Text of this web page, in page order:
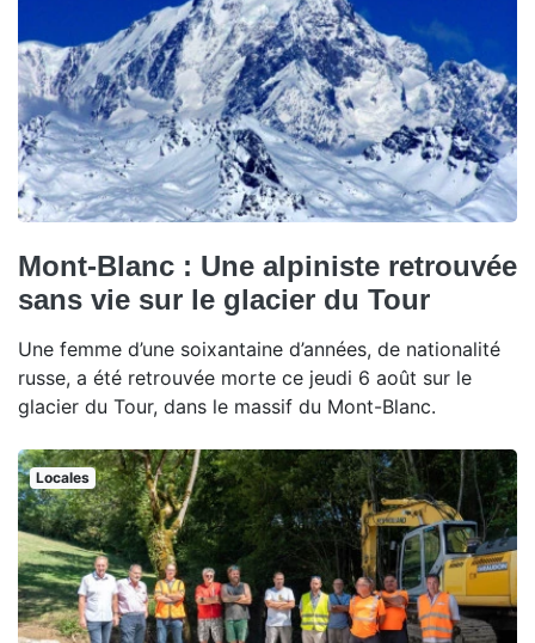
Mont-Blanc : Une alpiniste retrouvée
sans vie sur le glacier du Tour
Une femme d’une soixantaine d’années, de nationalité
russe, a été retrouvée morte ce jeudi 6 août sur le
glacier du Tour, dans le massif du Mont-Blanc.
Locales